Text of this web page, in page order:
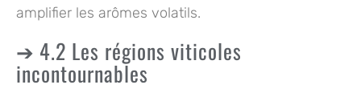
amplifier les arômes volatils.
4.2 Les régions viticoles
incontournables